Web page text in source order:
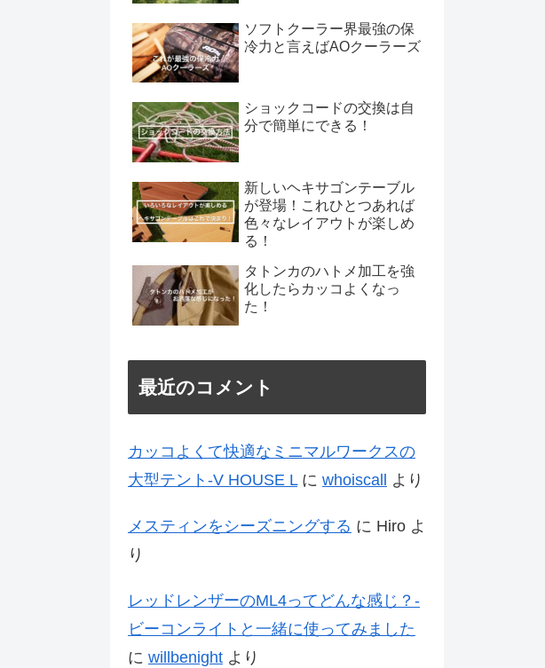
ソフトクーラー界最強の保
冷力と言えばAOクーラーズ
ショックコードの交換は自
分で簡単にできる！
新しいヘキサゴンテーブル
が登場！これひとつあれば
色々なレイアウトが楽しめ
る！
タトンカのハトメ加工を強
化したらカッコよくなっ
た！
最近のコメント
カッコよくて快適なミニマルワークスの
大型テント-V HOUSE Lに whoiscall より
メスティンをシーズニングする に Hiro よ
り
レッドレンザーのML4ってどんな感じ？-
ビーコンライトと一緒に使ってみました
に willbenight より